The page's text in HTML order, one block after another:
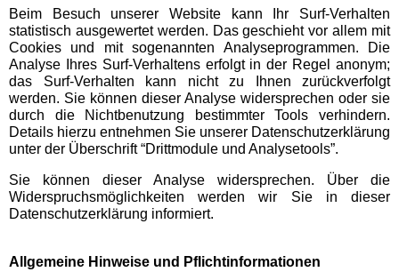
Taunus Wunderland
Niedersachsen
Freizeitparks
Heide Park Resort
Beim Besuch unserer Website kann Ihr Surf-Verhalten
statistisch ausgewertet werden. Das geschieht vor allem mit
Cookies und mit sogenannten Analyseprogrammen. Die
Analyse Ihres Surf-Verhaltens erfolgt in der Regel anonym;
das Surf-Verhalten kann nicht zu Ihnen zurückverfolgt
werden. Sie können dieser Analyse widersprechen oder sie
durch die Nichtbenutzung bestimmter Tools verhindern.
Details hierzu entnehmen Sie unserer Datenschutzerklärung
unter der Überschrift “Drittmodule und Analysetools”.
Sie können dieser Analyse widersprechen. Über die
Widerspruchsmöglichkeiten werden wir Sie in dieser
Datenschutzerklärung informiert.
Allgemeine Hinweise und Pflichtinformationen